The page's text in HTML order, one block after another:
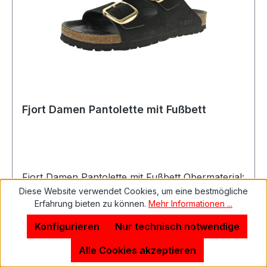
Fjort Damen Pantolette mit Fußbett
Fjort Damen Pantolette mit Fußbett Obermaterial:
Leder Decksohle: Leder Innenfutter: Leder
Sohle: Kunststoff Verschluss: Schnalle
Absatzhöhe: ca 2,0 cm Absatz: flach
Größenausfall: normal Weitenausfall: normal
Artikel: 274351000/007 Farbe: schwarz
Besonderheit: - Angaben zum Hersteller (EU-
Diese Website verwendet Cookies, um eine bestmögliche
Erfahrung bieten zu können. Mehr Informationen ...
Nur technisch notwendige
Konfigurieren
Alle Cookies akzeptieren